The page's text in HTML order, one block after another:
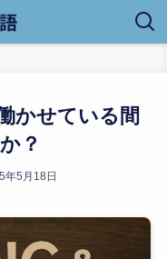
かせている間
？
年5月18日